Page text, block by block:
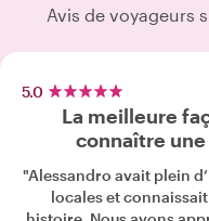
Avis de voyageurs
5.0
La meilleure
connaître
"Alessandro avait plein
locales et